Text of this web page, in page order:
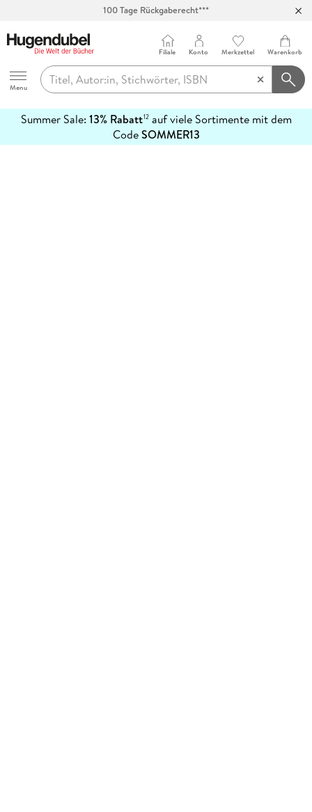
100 Tage Rückgaberecht***
Hugendubel
Menu
Filiale Konto Merkzettel Warenkorb
Summer Sale: 13% Rabatt12auf viele Sortimente mit dem
CodeSOMMER13
erfahren